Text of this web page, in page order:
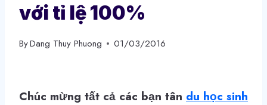
với tỉ lệ 100%
ByDang Thuy Phuong 01/03/2016
Chúc mừng tất cả các bạn tân du học sinh